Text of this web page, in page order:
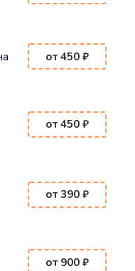
от 450 ₽
от 450 ₽
от 390 ₽
от 900 ₽